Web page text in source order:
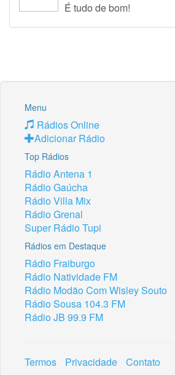
É tudo de bom!
Menu
Rádios Online
Adicionar Rádio
Top Rádios
Rádio Antena 1
Rádio Gaúcha
Rádio Villa Mix
Rádio Grenal
Super Rádio Tupi
Rádios em Destaque
Rádio Fraiburgo
Rádio Natividade FM
Rádio Modão Com Wisley Souto
Rádio Sousa 104.3 FM
Rádio JB 99.9 FM
Termos Privacidade
Contato